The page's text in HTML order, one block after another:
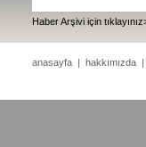
Haber Arşivi için
anasayfa | hakkımızda |